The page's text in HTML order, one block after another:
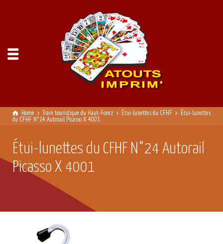
Home Train touristique du Haut-Forez Étui-lunettes du CFHF Étui-lunettes
du CFHF N°24 Autorail Picasso X 4001
Étui-lunettes du CFHF N°24 Autorail
Picasso X 4001